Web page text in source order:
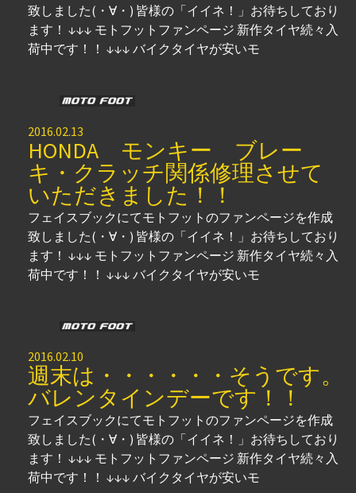
致しました(・∀・) 皆様の「イイネ！」お待ちしており
ます！ ↓↓↓ モトフットファンページ 新作タイヤ続々入
荷中です！！ ↓↓↓ バイクタイヤが安いモ
2016.02.13
HONDA モンキー ブレー
キ・クラッチ関係修理させて
いただきました！！
フェイスブックにてモトフットのファンページを作成
致しました(・∀・) 皆様の「イイネ！」お待ちしており
ます！ ↓↓↓ モトフットファンページ 新作タイヤ続々入
荷中です！！ ↓↓↓ バイクタイヤが安いモ
2016.02.10
週末は・・・・・・そうです。
バレンタインデーです！！
フェイスブックにてモトフットのファンページを作成
致しました(・∀・) 皆様の「イイネ！」お待ちしており
ます！ ↓↓↓ モトフットファンページ 新作タイヤ続々入
荷中です！！ ↓↓↓ バイクタイヤが安いモ